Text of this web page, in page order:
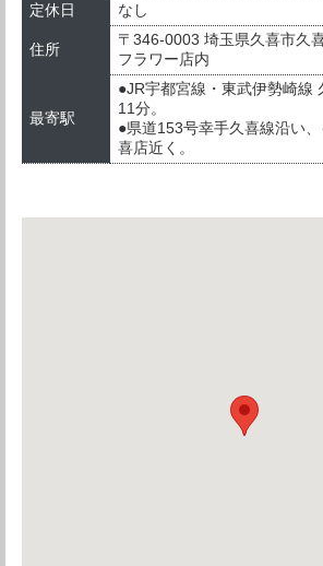
定休日
なし
住所
〒346-0003 埼玉県久喜市久
フラワー店内
最寄駅
●JR宇都宮線・東武伊勢崎線
11分。
●県道153号幸手久喜線沿い
喜店近く。